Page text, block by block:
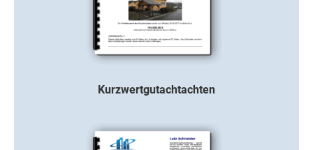
Kurzwertgutachtachten